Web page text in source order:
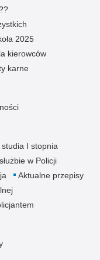
2025
kierowców
karne
I stopnia
w Policji
Aktualne przepisy